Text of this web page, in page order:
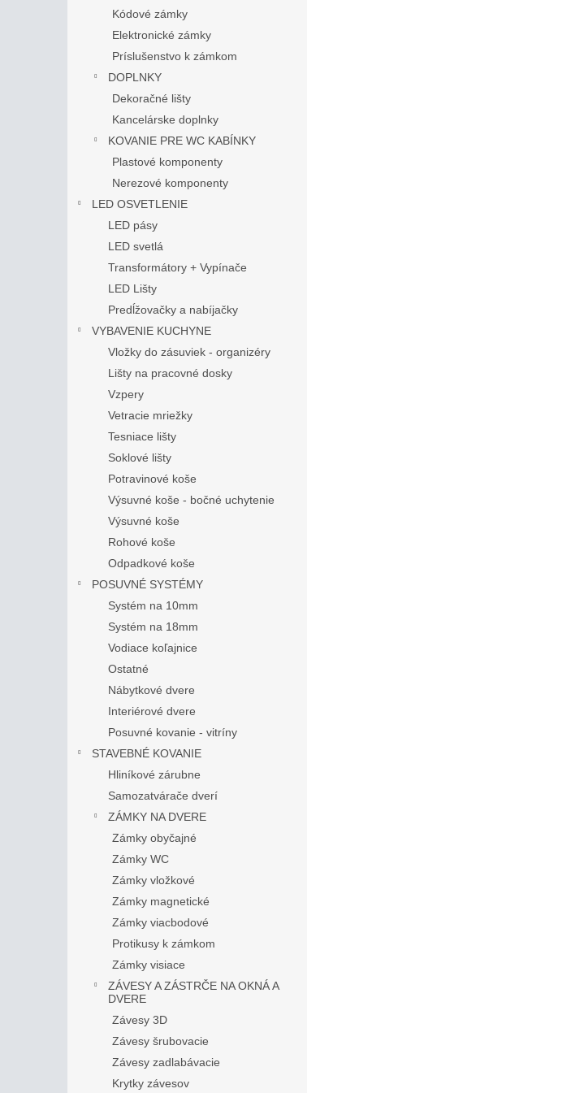
Kódové zámky
Elektronické zámky
Príslušenstvo k zámkom
DOPLNKY
Dekoračné lišty
Kancelárske doplnky
KOVANIE PRE WC KABÍNKY
Plastové komponenty
Nerezové komponenty
LED OSVETLENIE
LED pásy
LED svetlá
Transformátory + Vypínače
LED Lišty
Predĺžovačky a nabíjačky
VYBAVENIE KUCHYNE
Vložky do zásuviek - organizéry
Lišty na pracovné dosky
Vzpery
Vetracie mriežky
Tesniace lišty
Soklové lišty
Potravinové koše
Výsuvné koše - bočné uchytenie
Výsuvné koše
Rohové koše
Odpadkové koše
POSUVNÉ SYSTÉMY
Systém na 10mm
Systém na 18mm
Vodiace koľajnice
Ostatné
Nábytkové dvere
Interiérové dvere
Posuvné kovanie - vitríny
STAVEBNÉ KOVANIE
Hliníkové zárubne
Samozatvárače dverí
ZÁMKY NA DVERE
Zámky obyčajné
Zámky WC
Zámky vložkové
Zámky magnetické
Zámky viacbodové
Protikusy k zámkom
Zámky visiace
ZÁVESY A ZÁSTRČE NA OKNÁ A
DVERE
Závesy 3D
Závesy šrubovacie
Závesy zadlabávacie
Krytky závesov